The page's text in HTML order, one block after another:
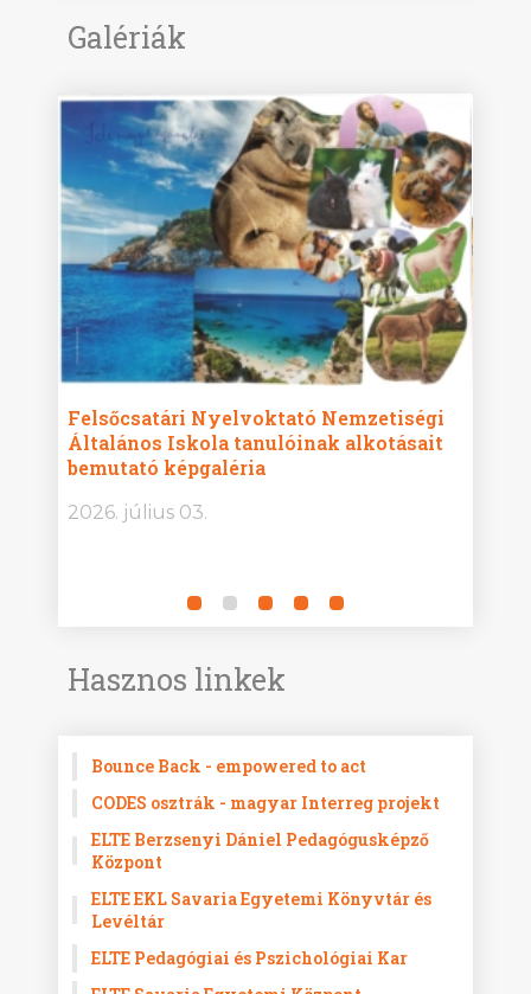
Galériák
Felsőcsatári Nyelvoktató Nemzetiségi
Általános Iskola tanulóinak alkotásait
bemutató képgaléria
2026. július 03.
Hasznos linkek
Bounce Back - empowered to act
CODES osztrák - magyar Interreg projekt
ELTE Berzsenyi Dániel Pedagógusképző
Központ
ELTE EKL Savaria Egyetemi Könyvtár és
Levéltár
ELTE Pedagógiai és Pszichológiai Kar